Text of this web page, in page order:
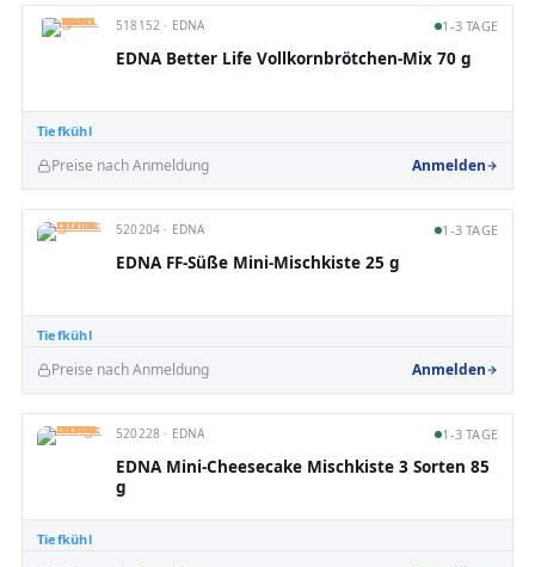
Tiefkühl
518152 · EDNA 1-3 TAGE
EDNA Better Life Vollkornbrötchen-Mix 70 g
Preise nach Anmeldung Anmelden
Tiefkühl
520204 · EDNA 1-3 TAGE
EDNA FF-Süße Mini-Mischkiste 25 g
Preise nach Anmeldung Anmelden
Tiefkühl
520228 · EDNA 1-3 TAGE
EDNA Mini-Cheesecake Mischkiste 3 Sorten 85
g